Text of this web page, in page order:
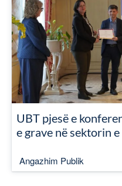
UBT pjesë e
e grave në sektorin
Angazhim Publik